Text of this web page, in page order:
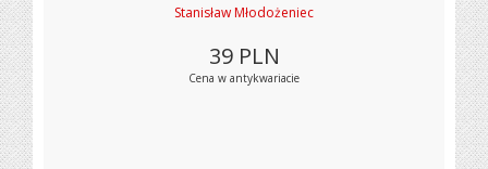
Stanisław Młodożeniec
39 PLN
Cena w antykwariacie